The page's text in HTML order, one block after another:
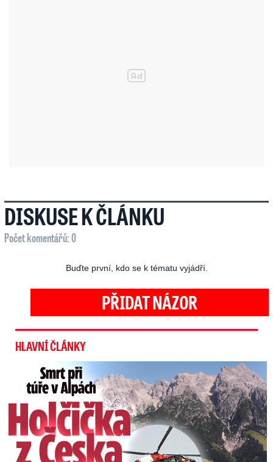
DISKUSE K ČLÁNKU
Počet komentářů: 0
Buďte první, kdo se k tématu vyjádří.
PŘIDAT NÁZOR
HLAVNÍ ČLÁNKY
Smrt Češky v Alpách: Zemřela při túře s rodiči